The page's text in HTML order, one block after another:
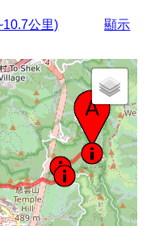
公里)
顯示